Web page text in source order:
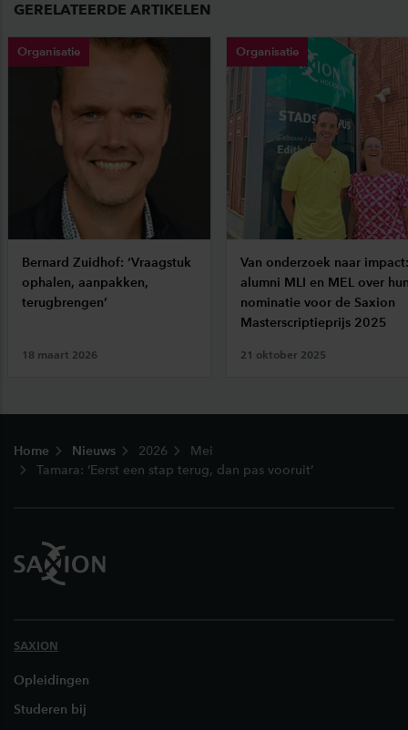
GERELATEERDE ARTIKELEN
Organisatie
Bernard Zuidhof: ‘Vraagstuk
ophalen, aanpakken,
terugbrengen’
18 maart 2026
Organisatie
Van onderzoek naar impact:
alumni MLI en MEL over
nominatie voor de Saxion
Masterscriptieprijs 2025
21 oktober 2025
Home Nieuws 2026
Mei
Tamara: ‘Eerst een stap terug, dan pas vooruit’
SAXION
Opleidingen
Studeren bij